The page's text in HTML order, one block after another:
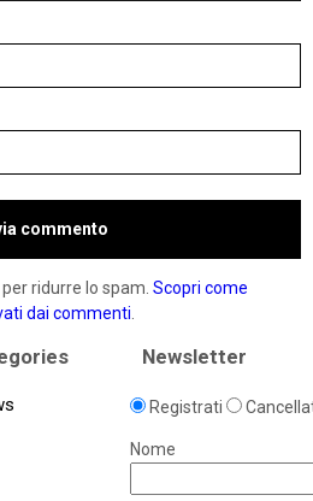
ridurre lo spam. Scopri come
dai commenti.
Newsletter
Registrati
Nome